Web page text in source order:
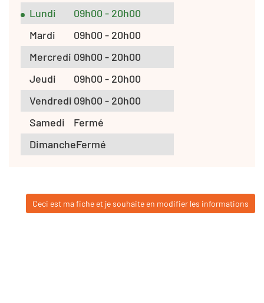
Lundi
09h00 - 20h00
Mardi
09h00 - 20h00
Mercredi 09h00 - 20h00
Jeudi
09h00 - 20h00
Vendredi 09h00 - 20h00
Samedi
Fermé
DimancheFermé
Ceci est ma fiche et je souhaite en modifier les informations